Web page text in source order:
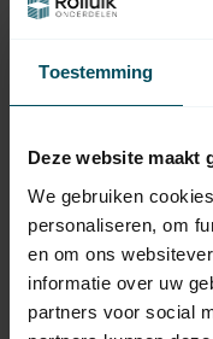
Toestemming
Deze website maakt
We gebruiken
personaliseren, om
en om ons
informatie over uw
partners voor social
Gerelateerde
BREL
Brel
buismotor
Op voorraad